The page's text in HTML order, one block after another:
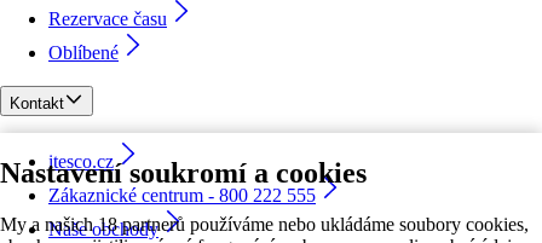
Nastavení soukromí a cookies
My a našich 18 partnerů používáme nebo ukládáme soubory cookies,
Rezervace času
Oblíbené
Kontakt
itesco.cz
Zákaznické centrum - 800 222 555
Naše obchody